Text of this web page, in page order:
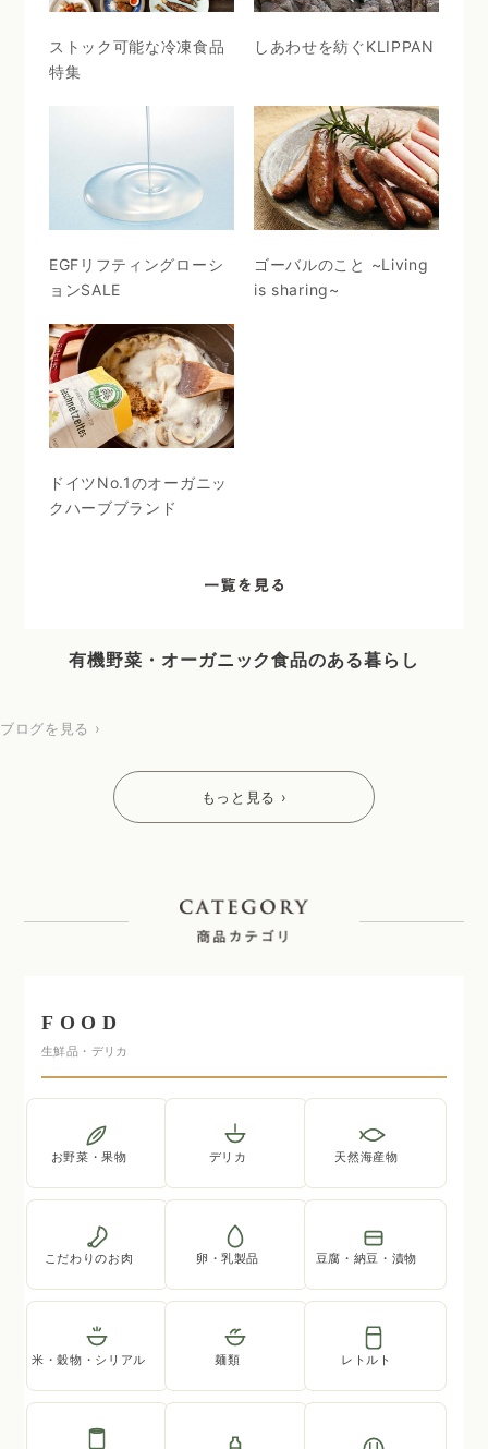
ストック可能な冷凍食品
特集
しあわせを紡ぐKLIPPAN
EGFリフティングローシ
ョンSALE
ゴーバルのこと ~Living
is sharing~
ドイツNo.1のオーガニッ
クハーブブランド
有機野菜・オーガニック食品のある暮らし
ブログを見る ›
もっと見る ›
FOOD
生鮮品・デリカ
お野菜・果物 デリカ 天然海産物
こだわりのお肉 卵・乳製品 豆腐・納豆・漬物
米・穀物・シリアル 麺類 レトルト